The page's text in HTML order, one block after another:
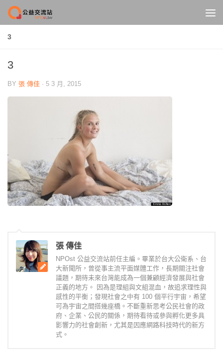
Skip to content
3
3
BY 張 傳佳 · 5 3 月, 2015
張 傳佳
NPOst 公益交流站前任主編。畢業於台大公衛系、台
大新聞所，曾從事主流平面媒體工作，長期關注社會
議題，期待未來台灣能成為一個兼顧經濟發展與社會
正義的地方。 因為是理組與文組混血，故追求理性與
感性的平衡；發現社會之中有 100 個平行宇宙，希望
可為宇宙之間搭幾座橋。不斷重新思考公民社會的政
府、企業、公民的關係，期待看待或參與孵化更多具
影響力的社會創新，尤其是因應網路科技時代的新方
式。